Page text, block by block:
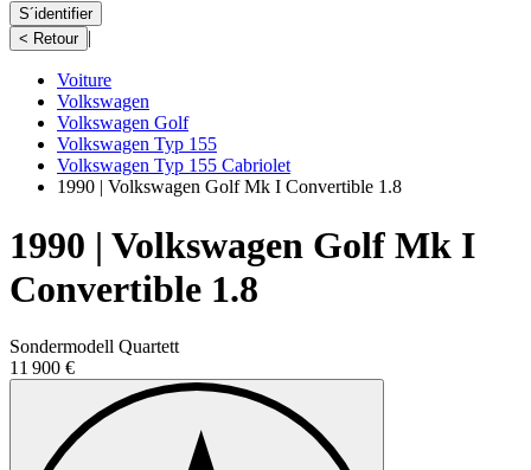
S´identifier
< Retour |
Voiture
Volkswagen
Volkswagen Golf
Volkswagen Typ 155
Volkswagen Typ 155 Cabriolet
1990 | Volkswagen Golf Mk I Convertible 1.8
1990 | Volkswagen Golf Mk I
Convertible 1.8
Sondermodell Quartett
11 900 €